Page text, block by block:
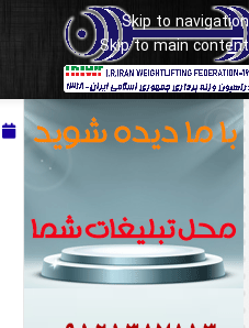
Skip to navigation
Skip to main content